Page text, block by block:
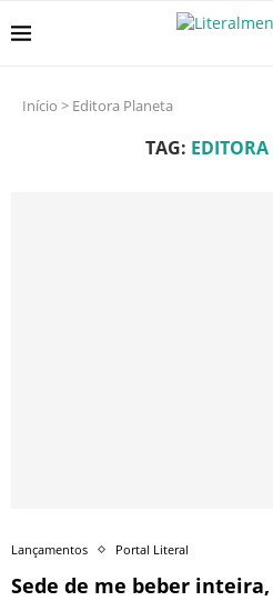
Início > Editora Planeta
TAG:
Lançamentos Portal Literal
Sede de me beber